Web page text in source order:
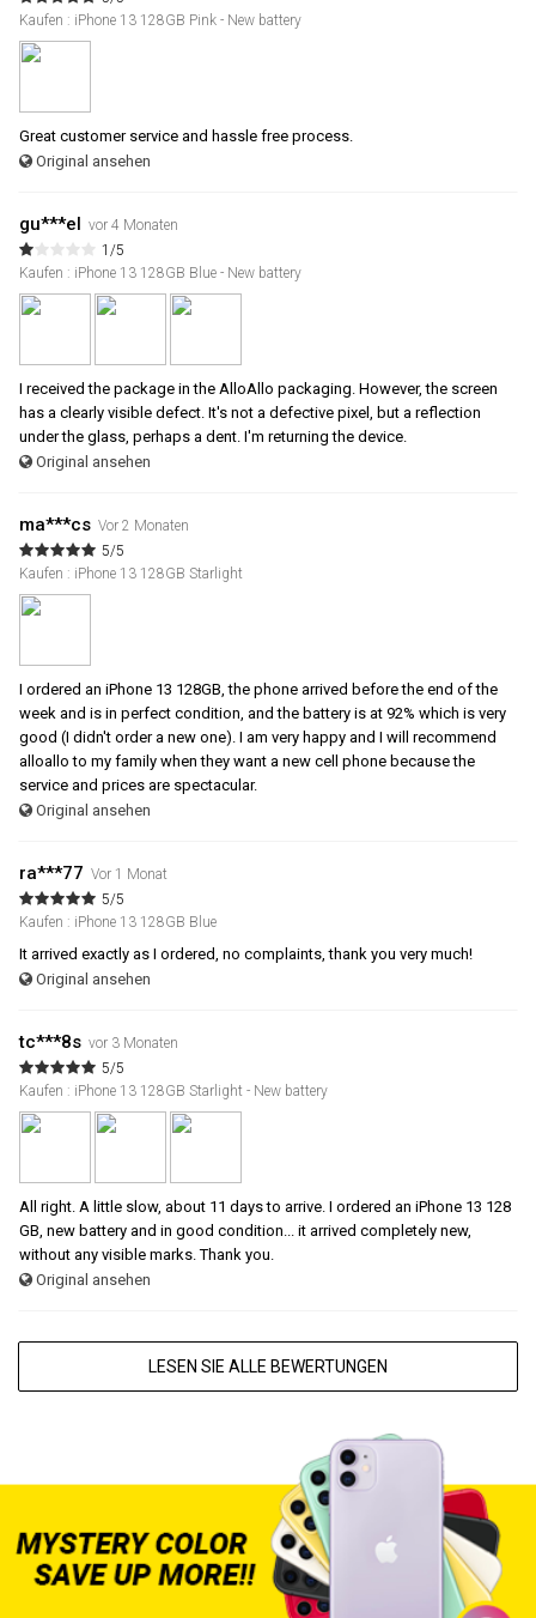
Kaufen : iPhone 13 128GB Pink - New battery
Great customer service and hassle free process.
Original ansehen
gu***el
vor 4 Monaten
1/5
Kaufen : iPhone 13 128GB Blue - New battery
I received the package in the AlloAllo packaging. However, the screen
has a clearly visible defect. It's not a defective pixel, but a reflection
under the glass, perhaps a dent. I'm returning the device.
Original ansehen
ma***cs Vor 2 Monaten
5/5
Kaufen : iPhone 13 128GB Starlight
I ordered an iPhone 13 128GB, the phone arrived before the end of the
week and is in perfect condition, and the battery is at 92% which is very
good (I didn't order a new one). I am very happy and I will recommend
alloallo to my family when they want a new cell phone because the
service and prices are spectacular.
Original ansehen
ra***77 Vor 1 Monat
5/5
Kaufen : iPhone 13 128GB Blue
It arrived exactly as I ordered, no complaints, thank you very much!
Original ansehen
tc***8s vor 3 Monaten
5/5
Kaufen : iPhone 13 128GB Starlight - New battery
All right. A little slow, about 11 days to arrive. I ordered an iPhone 13 128
GB, new battery and in good condition... it arrived completely new,
without any visible marks. Thank you.
Original ansehen
LESEN SIE ALLE BEWERTUNGEN